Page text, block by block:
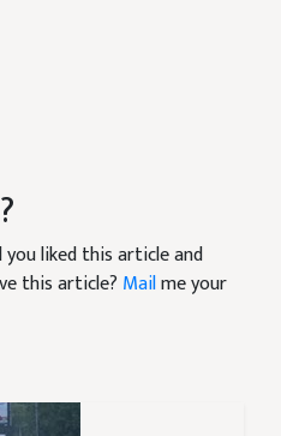
you liked this article and
this article? Mailme your